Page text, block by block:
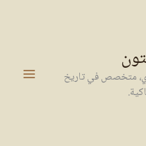
متخصص في تاريخ